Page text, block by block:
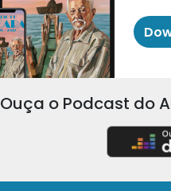
Ouça o Podcast do